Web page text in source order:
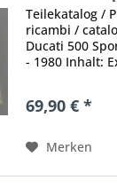
Teilekatalog /
ricambi /
Ducati 500
- 1980 Inhalt:
Angaben
69,90 € *
Merken